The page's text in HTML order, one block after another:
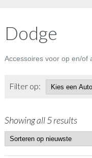
Dodge
Accessoires voor op en/of
Filter op:
Showing all 5 results